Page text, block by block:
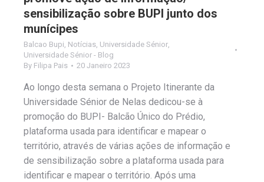
sensibilização sobre BUPI junto dos
munícipes
Balcao Bupi, Notícias, Universidade Sénior,
Universidade Sénior - Blog
By Filipa Pais 20 Janeiro 2023
Ao longo desta semana o Projeto Itinerante da
Universidade Sénior de Nelas dedicou-se à
promoção do BUPI- Balcão Único do Prédio,
plataforma usada para identificar e mapear o
território, através de várias ações de informação e
de sensibilização sobre a plataforma usada para
identificar e mapear o território. Após uma